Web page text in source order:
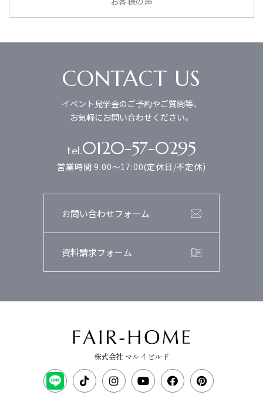
CONTACT US
イベント見学会のご予約やご質問等、
お気軽にお問い合わせください。
tel.0120-57-0295
営業時間 9:00～17:00(定休日/不定休)
お問い合わせフォーム
資料請求フォーム
株式会社 マルイビルド